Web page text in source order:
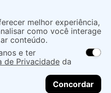
de entrega variam de
Não sei meu CEP
CONTINUAR
Delineador
DELINEADOR
24H PRETO BLACKOUT -
melhor experiência,
como você interage
conteúdo.
e ter
de Privacidade da
Concordar